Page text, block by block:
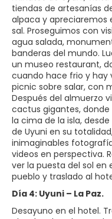
tiendas de artesanías
alpaca y apreciaremos
sal. Proseguimos con
agua salada,
banderas del mundo.
un museo restaurant,
cuando hace frio y hay
picnic sobre salar, con
Después del almuerzo
cactus gigantes,
la cima de la isla,
de Uyuni en su
inimaginables
videos en perspectiva.
ver la puesta del sol
pueblo y traslado al
Día 4: Uyuni – La Paz.
Desayuno en el hotel.